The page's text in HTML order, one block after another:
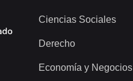
Ciencias Sociales
Derecho
Economía y Negocios